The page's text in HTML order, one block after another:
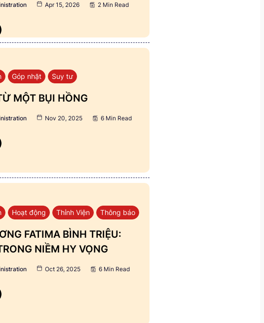
Apr 15, 2026 2 Min Read
Góp nhặt Suy tư
MỘT BỤI HỒNG
Nov 20, 2025 6 Min Read
Hoạt động Thỉnh Viện Thông báo
FATIMA BÌNH TRIỆU:
NIỀM HY VỌNG
Oct 26, 2025 6 Min Read